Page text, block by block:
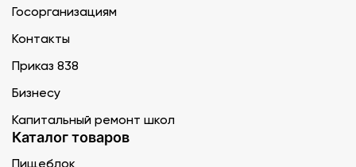
Госорганизациям
Контакты
Приказ 838
Бизнесу
Капитальный ремонт школ
Каталог товаров
Пищеблок